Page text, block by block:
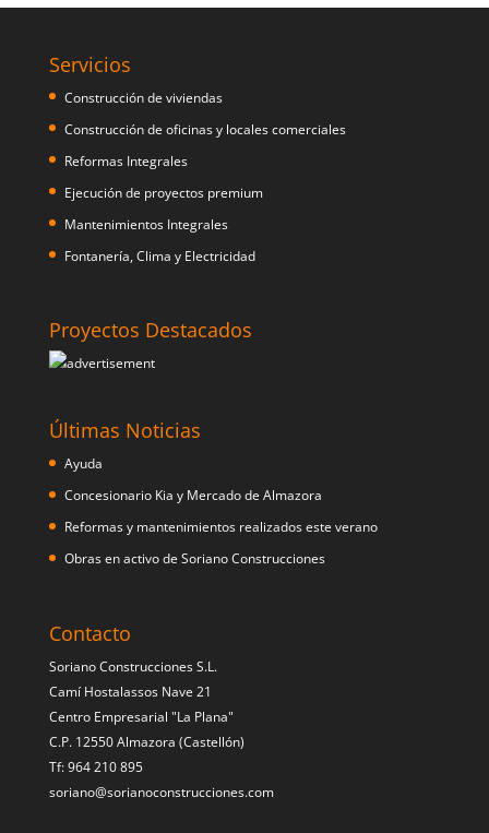
Servicios
Construcción de viviendas
Construcción de oficinas y locales comerciales
Reformas Integrales
Ejecución de proyectos premium
Mantenimientos Integrales
Fontanería, Clima y Electricidad
Proyectos Destacados
Últimas Noticias
Ayuda
Concesionario Kia y Mercado de Almazora
Reformas y mantenimientos realizados este verano
Obras en activo de Soriano Construcciones
Contacto
Soriano Construcciones S.L.
Camí Hostalassos Nave 21
Centro Empresarial "La Plana"
C.P. 12550 Almazora (Castellón)
Tf: 964 210 895
soriano@sorianoconstrucciones.com